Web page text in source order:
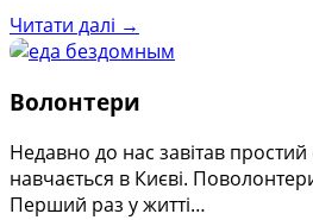
Читати далі →
Волонтери
Недавно до нас завітав простий
навчається в Києві.
Перший раз у житті…